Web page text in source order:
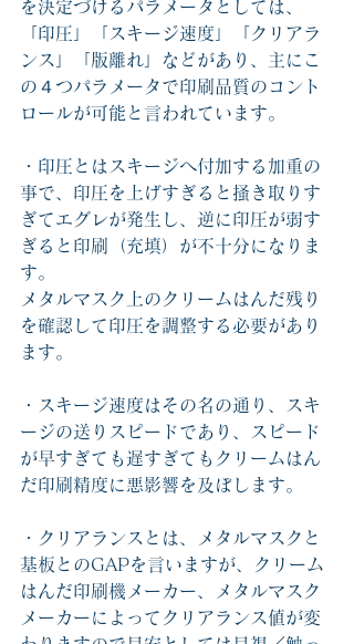
を決定づけるパラメータとしては、
「印圧」「スキージ速度」「クリアラ
ンス」「版離れ」などがあり、主にこ
の４つパラメータで印刷品質のコント
ロールが可能と言われています。
・印圧とはスキージへ付加する加重の
事で、印圧を上げすぎると掻き取りす
ぎてエグレが発生し、逆に印圧が弱す
ぎると印刷（充填）が不十分になりま
す。
メタルマスク上のクリームはんだ残り
を確認して印圧を調整する必要があり
ます。
・スキージ速度はその名の通り、スキ
ージの送りスピードであり、スピード
が早すぎても遅すぎてもクリームはん
だ印刷精度に悪影響を及ぼします。
・クリアランスとは、メタルマスクと
基板とのGAPを言いますが、クリーム
はんだ印刷機メーカー、メタルマスク
メーカーによってクリアランス値が変